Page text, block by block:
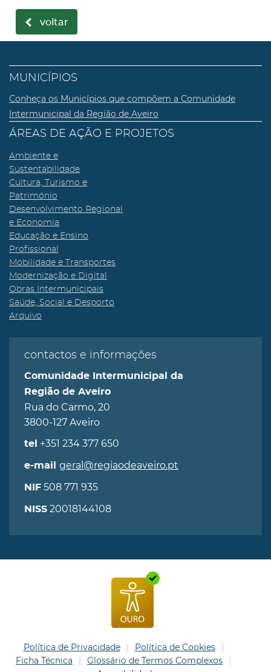
voltar
MUNICÍPIOS
Conheça os Municípios que compõem a Comunidade
Intermunicipal da Região de Aveiro
ÁREAS DE AÇÃO E PROJETOS
Ambiente e
Sustentabilidade
Cultura, Turismo e
Património
Desenvolvimento Regional
e Economia
Educação e Ensino
Profissional
Mobilidade e Transportes
Modernização e Digital
Obras Intermunicipais
Saúde, Social e Desporto
Arquivo
contactos e informações
Comunidade Intermunicipal da
Região de Aveiro
Rua do Carmo, 20
3800-127 Aveiro
tel +351 234 377 650
e-mail geral@regiaodeaveiro.pt
NIF 508 771 935
NISS 20018144108
Política de Privacidade
Política de Cookies
Ficha Técnica
Glossário de Termos Complexos